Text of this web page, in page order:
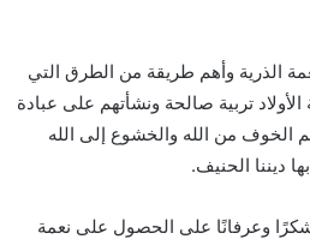
الذرية وأهم طريقة من الطرق التي
تربية صالحة ونشأتهم على عبادة
الخوف من الله والخشوع إلى الله
ديننا الحنيف.
وعرفانًا على الحصول على نعمة